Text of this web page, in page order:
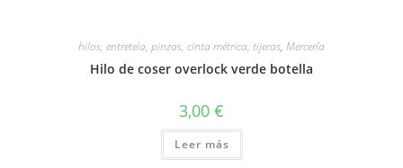
hilos, entretela, pinzas, cinta métrica, tijeras, Mercería
Hilo de coser overlock verde botella
3,00 €
Leer más